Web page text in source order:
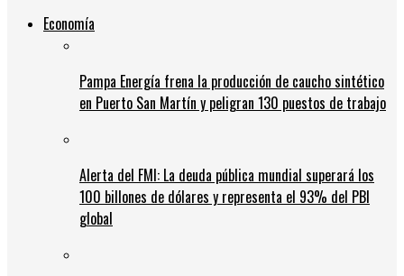
Economía
Pampa Energía frena la producción de caucho sintético
en Puerto San Martín y peligran 130 puestos de trabajo
Alerta del FMI: La deuda pública mundial superará los
100 billones de dólares y representa el 93% del PBI
global